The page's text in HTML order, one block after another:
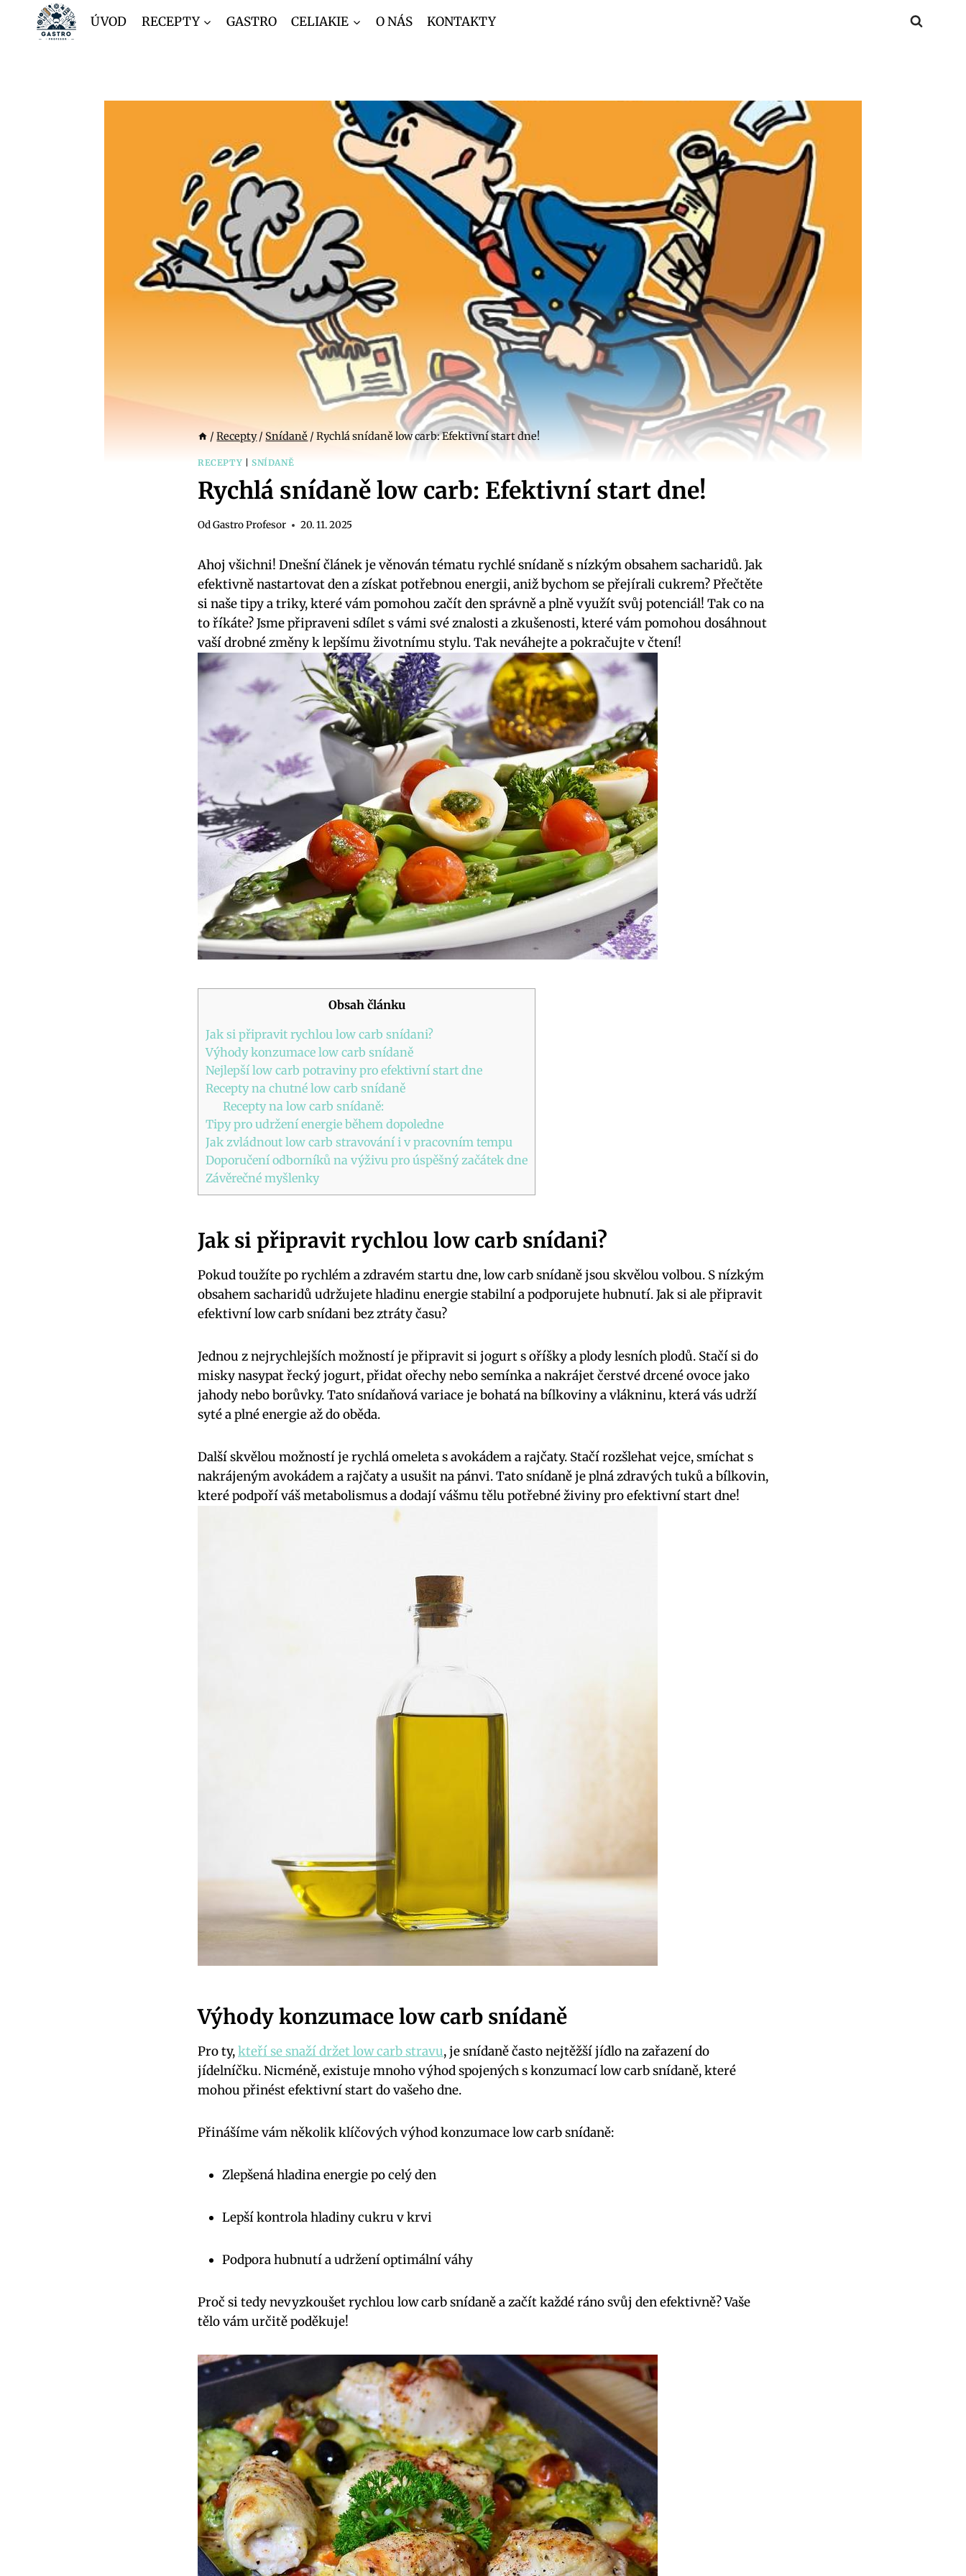
Přeskočit
ÚVOD RECEPTY GASTRO CELIAKIE O NÁS KONTAKTY
/ Recepty/ Snídaně / Rychlá snídaně low carb: Efektivní start dne!
RECEPTY | SNÍDANĚ
Rychlá snídaně low carb: Efektivní start dne!
OdGastro Profesor 20. 11. 2025
Ahoj všichni! Dnešní článek je věnován tématu rychlé snídaně s nízkým obsahem sacharidů. Jak
efektivně nastartovat den a získat potřebnou energii, aniž bychom se přejírali cukrem? Přečtěte
si naše tipy a triky, které vám pomohou začít den správně a plně využít svůj potenciál! Tak co na
to říkáte? Jsme připraveni sdílet s vámi své znalosti a zkušenosti, které vám pomohou dosáhnout
vaší drobné změny k lepšímu životnímu stylu. Tak neváhejte a pokračujte v čtení!
Obsah článku
Jak si připravit rychlou low carb snídani?
Výhody konzumace low carb snídaně
Nejlepší low carb potraviny pro efektivní start dne
Recepty na chutné low carb snídaně
Recepty na low carb snídaně:
Tipy pro udržení energie během dopoledne
Jak zvládnout low carb stravování i v pracovním tempu
Doporučení odborníků na výživu pro úspěšný začátek dne
Závěrečné myšlenky
Jak si připravit rychlou low carb snídani?
Pokud toužíte po rychlém a zdravém startu dne, low carb snídaně jsou skvělou volbou. S nízkým
obsahem sacharidů udržujete hladinu energie stabilní a podporujete hubnutí. Jak si ale připravit
efektivní low carb snídani bez ztráty času?
Jednou z nejrychlejších možností je připravit si jogurt s oříšky a plody lesních plodů. Stačí si do
misky nasypat řecký jogurt, přidat ořechy nebo semínka a nakrájet čerstvé drcené ovoce jako
jahody nebo borůvky. Tato snídaňová variace je bohatá na bílkoviny a vlákninu, která vás udrží
syté a plné energie až do oběda.
Další skvělou možností je rychlá omeleta s avokádem a rajčaty. Stačí rozšlehat vejce, smíchat s
nakrájeným avokádem a rajčaty a usušit na pánvi. Tato snídaně je plná zdravých tuků a bílkovin,
které podpoří váš metabolismus a dodají vášmu tělu potřebné živiny pro efektivní start dne!
Výhody konzumace low carb snídaně
Pro ty,kteří se snaží držet low carb stravu, je snídaně často nejtěžší jídlo na zařazení do
jídelníčku. Nicméně, existuje mnoho výhod spojených s konzumací low carb snídaně, které
mohou přinést efektivní start do vašeho dne.
Přinášíme vám několik klíčových výhod konzumace low carb snídaně:
Zlepšená hladina energie po celý den
Lepší kontrola hladiny cukru v krvi
Podpora hubnutí a udržení optimální váhy
Proč si tedy nevyzkoušet rychlou low carb snídaně a začít každé ráno svůj den efektivně? Vaše
tělo vám určitě poděkuje!